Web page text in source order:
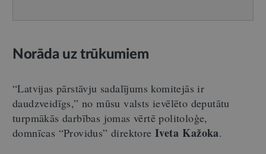
Norāda uz trūkumiem
“Latvijas pārstāvju sadalījums komitejās ir
daudzveidīgs,” no mūsu valsts ievēlēto deputātu
turpmākās darbības jomas vērtē politoloģe,
domnīcas “Providus” direktore Iveta Kažoka.